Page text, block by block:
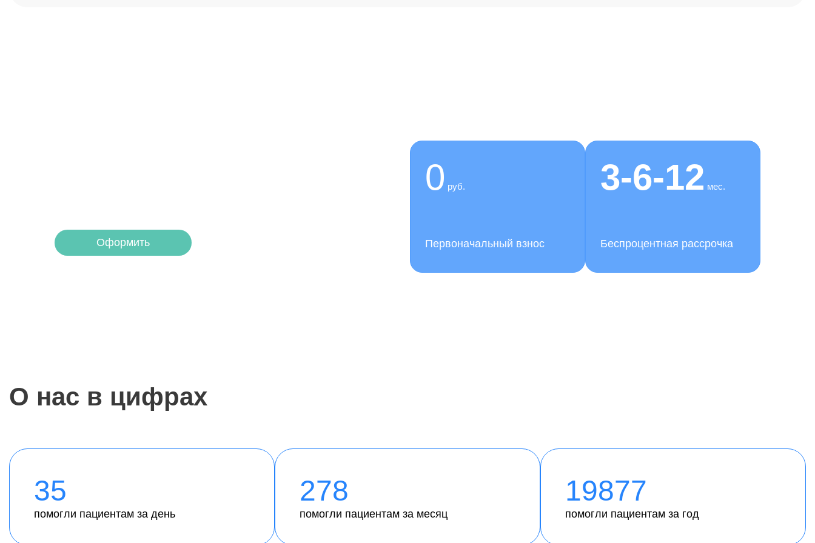
Оформить
0 руб.
Первоначальный взнос
3-6-12 мес.
Беспроцентная рассрочка
О нас в цифрах
35
помогли пациентам за день
278
помогли пациентам за месяц
19877
помогли пациентам за год